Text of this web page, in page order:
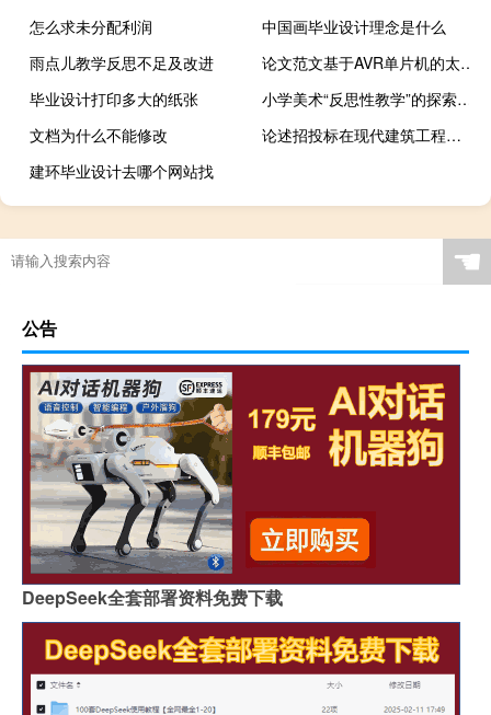
怎么求未分配利润
中国画毕业设计理念是什么
雨点儿教学反思不足及改进
论文范文基于AVR单片机的太阳辐射测量装置的研究
毕业设计打印多大的纸张
小学美术“反思性教学”的探索与研究,什么是反思性教学
文档为什么不能修改
论述招投标在现代建筑工程经济管理中的作用,建筑经济管理属于什么类型
建环毕业设计去哪个网站找
☚
公告
DeepSeek全套部署资料免费下载